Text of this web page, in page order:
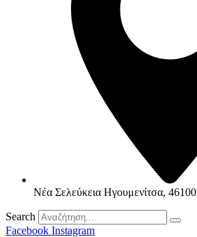
Νέα Σελεύκεια Ηγουμενίτσα, 46100
Search
Facebook Instagram